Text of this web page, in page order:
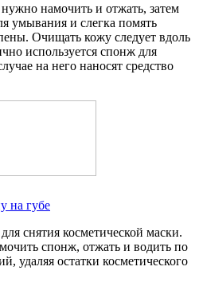
намочить и отжать, затем
умывания и слегка помять
Очищать кожу следует вдоль
используется спонж для
на него наносят средство
на губе
снятия косметической маски.
спонж, отжать и водить по
удаляя остатки косметического